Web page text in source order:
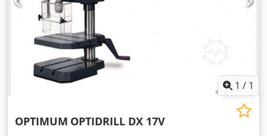
1 / 1
OPTIMUM OPTIDRILL DX 17V